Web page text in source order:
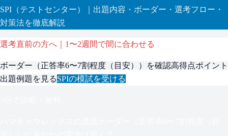
SPI （テストセンター）
｜出題内容・ボーダー・選考フロー・
対策法を徹底解説
選考直前の方へ｜1〜2週間で間に合わせる
ボーダー（正答率6〜7割程度（目安） ）を確認高得点ポイント
出題例題を見るSPIの模試を受ける